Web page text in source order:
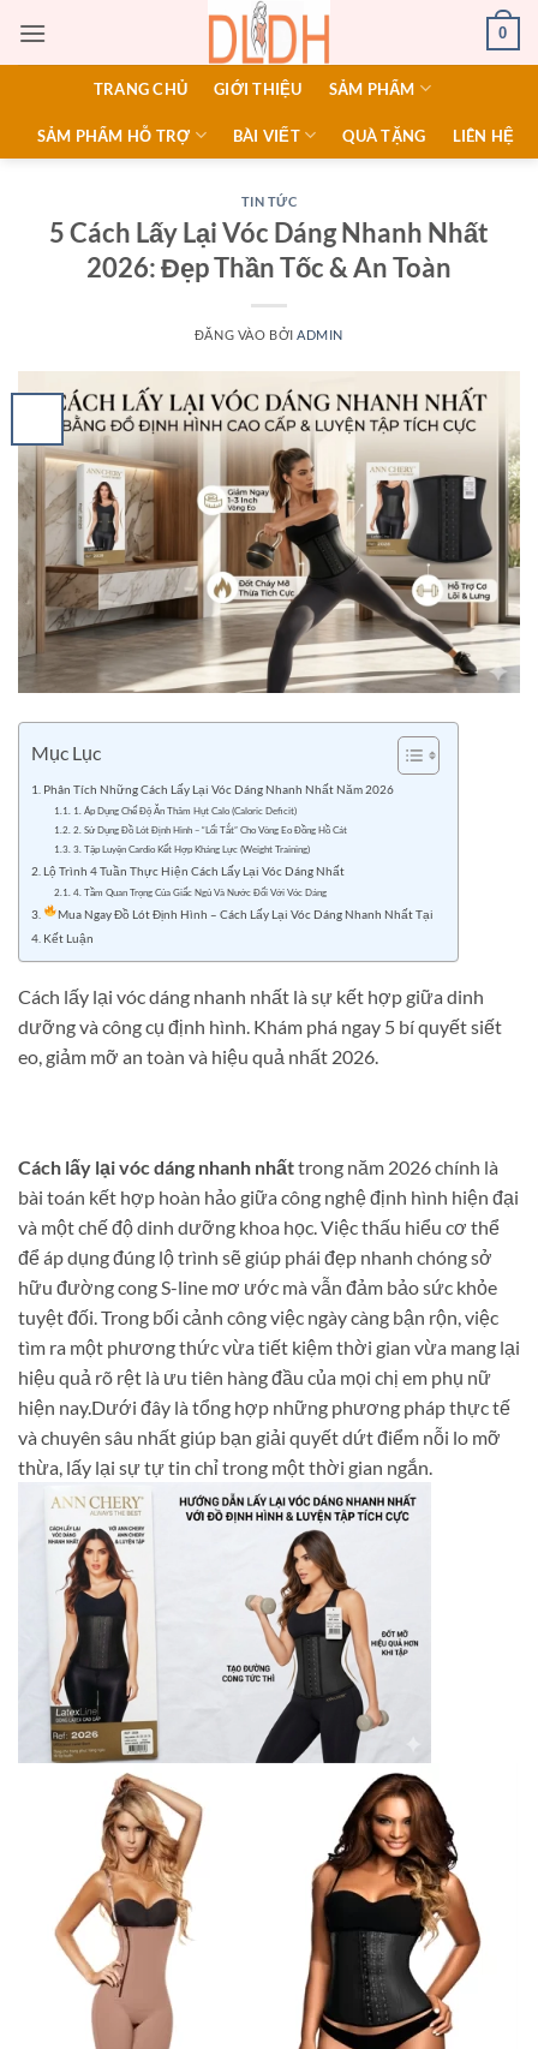
qua
0
TRANG CHỦ GIỚI THIỆU SẢM PHẨM
SẢM PHẨM HỖ TRỢ BÀI VIẾT QUÀ TẶNG LIÊN HỆ
TIN TỨC
5 Cách Lấy Lại Vóc Dáng Nhanh Nhất
2026: Đẹp Thần Tốc & An Toàn
ĐĂNG VÀO BỞI ADMIN
Mục Lục
Phân Tích Những Cách Lấy Lại Vóc Dáng Nhanh Nhất Năm 2026
1. Áp Dụng Chế Độ Ăn Thâm Hụt Calo (Caloric Deficit)
2. Sử Dụng Đồ Lót Định Hình – “Lối Tắt” Cho Vòng Eo Đồng Hồ Cát
3. Tập Luyện Cardio Kết Hợp Kháng Lực (Weight Training)
Lộ Trình 4 Tuần Thực Hiện Cách Lấy Lại Vóc Dáng Nhất
4. Tầm Quan Trọng Của Giấc Ngủ Và Nước Đối Với Vóc Dáng
Mua Ngay Đồ Lót Định Hình – Cách Lấy Lại Vóc Dáng Nhanh Nhất Tại
Kết Luận
Cách lấy lại vóc dáng nhanh nhất là sự kết hợp giữa dinh
dưỡng và công cụ định hình. Khám phá ngay 5 bí quyết siết
eo, giảm mỡ an toàn và hiệu quả nhất 2026.
Cách lấy lại vóc dáng nhanh nhấttrong năm 2026 chính là
bài toán kết hợp hoàn hảo giữa công nghệ định hình hiện đại
và một chế độ dinh dưỡng khoa học. Việc thấu hiểu cơ thể
để áp dụng đúng lộ trình sẽ giúp phái đẹp nhanh chóng sở
hữu đường cong S-line mơ ước mà vẫn đảm bảo sức khỏe
tuyệt đối. Trong bối cảnh công việc ngày càng bận rộn, việc
tìm ra một phương thức vừa tiết kiệm thời gian vừa mang lại
hiệu quả rõ rệt là ưu tiên hàng đầu của mọi chị em phụ nữ
hiện nay.Dưới đây là tổng hợp những phương pháp thực tế
và chuyên sâu nhất giúp bạn giải quyết dứt điểm nỗi lo mỡ
thừa, lấy lại sự tự tin chỉ trong một thời gian ngắn.